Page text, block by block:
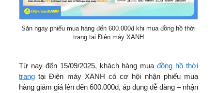
Săn ngay phiếu mua hàng đến 600.000đ khi mua đồng hồ thời
trang tại Điện máy XANH
Từ nay đến 15/09/2025, khách hàng muađồng hồ thời
trang tại Điện máy XANH có cơ hội nhận phiếu mua
hàng giảm giá lên đến 600.000đ, áp dụng dễ dàng – nhận